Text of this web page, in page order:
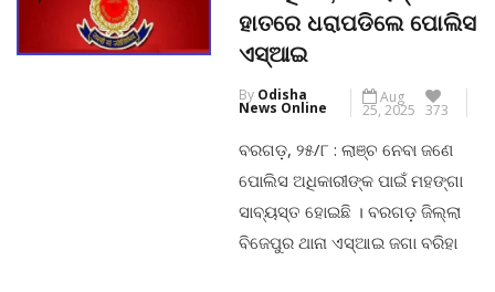
ଏହି ଉଚ୍ଛେଦ ପ୍ରକ୍ରିୟାକୁ ବେଆଇନ
ଦର୍ଶାଇ କଂଗ୍ରେସ ନେତା ନିପନ କୁମାର
ଦାଶ ଉଚ୍ଛେଦସ୍ଥଳକୁ ପହଞ୍ଚି ସ୍ବର
ଉତ୍ତେଜନା ପ୍ରକାଶ ପାଇଥିଲା ଏବଂ
ହାତରେ ଧରାପଡିଲେ ପୋଲିସ
ଏସ୍ଆଇ
By Odisha
News Online
Aug
25, 2025 373
ବରଗଡ଼, ୨୫/୮ : ଲାଞ୍ଚ ନେବା ଜଣେ
ପୋଲିସ ଅଧିକାରୀଙ୍କ ପାଇଁ ମହଙ୍ଗା
ସାବ୍ୟସ୍ତ ହୋଇଛି । ବରଗଡ଼ ଜିଲ୍ଲା
ବିଜେପୁର ଥାନା ଏସ୍ଆଇ ଜଗା ବରିହା